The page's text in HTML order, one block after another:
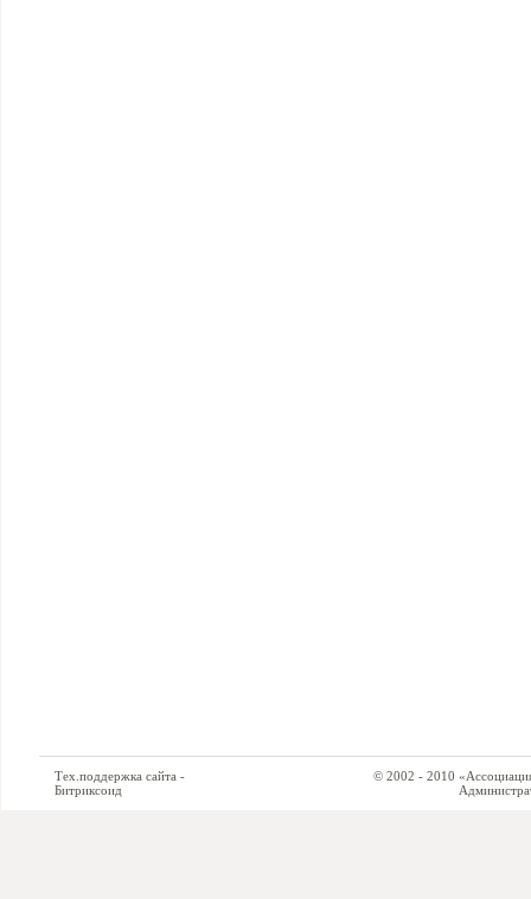
Тех.поддержка сайта -
Битриксоид
© 2002 - 2010 «Ассоциация